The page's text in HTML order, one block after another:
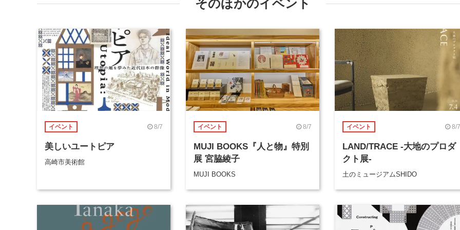
そのほかのイベント
イベント 8/7
美しいユートピア
高崎市美術館
イベント 8/7
MUJI BOOKS『人と物』特別
展 宮脇綾子
MUJI BOOKS
イベント 8/7
LAND/TRACE -大地のプロダ
クト展-
土のミュージアムSHIDO